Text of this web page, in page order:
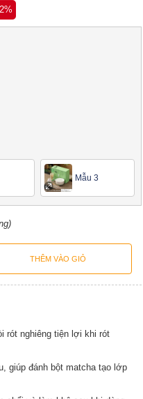
Mẫu 3
rót nghiêng tiện lợi khi rót
giúp đánh bột matcha tạo lớp